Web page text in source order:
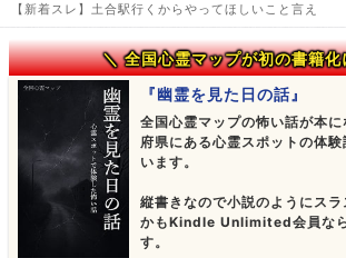
【新着スレ】土合駅行くからやってほしいこと言え
＼ 全国心霊マップが初の書籍化
『幽霊を見た日の話』
全国心霊マップの怖い話が本
府県にある心霊スポットの体
います。
縦書きなので小説のようにス
かもKindle Unlimited会員な
す。